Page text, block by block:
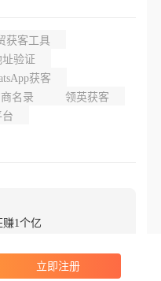
获客工具
址验证
获客
名录
领英获客
1个亿
下一篇资讯
立即注册